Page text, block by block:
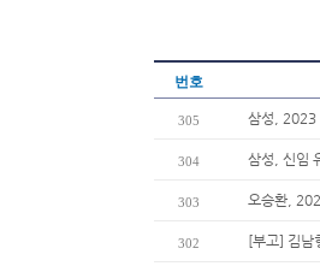
번호
305 삼성, 2023
304 삼성, 신임
303 오승환,
302 [부고] 김남